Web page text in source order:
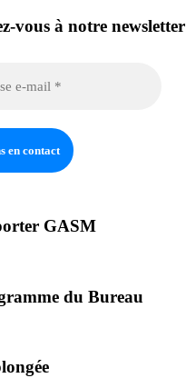
vous à notre newsletter
GASM
du Bureau